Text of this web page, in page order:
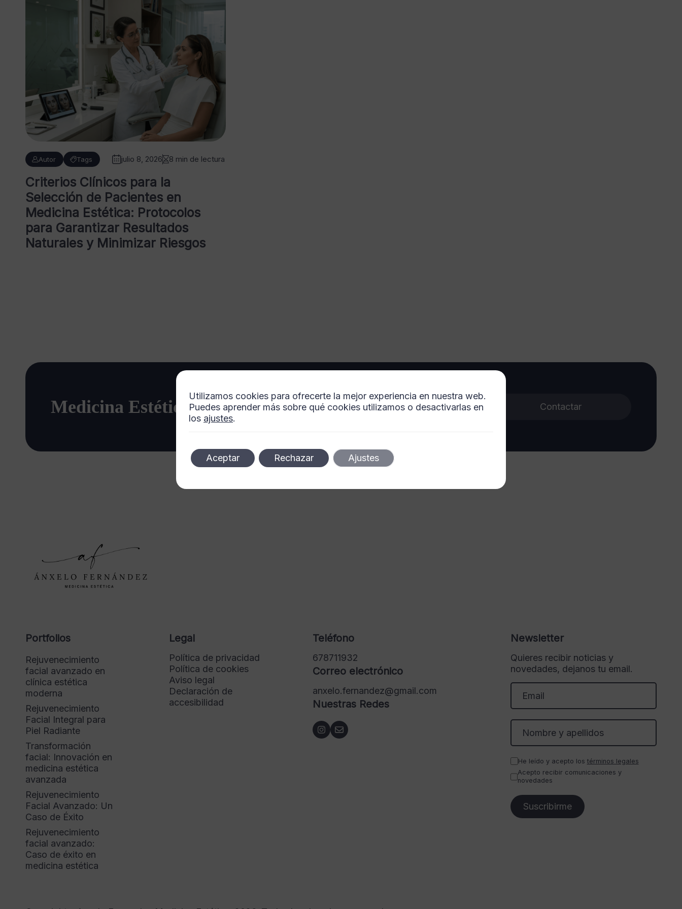
Autor Tags julio 8, 2026 8 min de lectura
Criterios Clínicos para la
Selección de Pacientes en
Medicina Estética: Protocolos
para Garantizar Resultados
Naturales y Minimizar Riesgos
Medicina Estética Anxelo
Descubre la elegancia y la experiencia de Anxelo
Fernández en medicina estética. Calidad, seguridad
Contactar
Portfolios
Rejuvenecimiento
facial avanzado en
clínica estética
moderna
Rejuvenecimiento
Facial Integral para
Piel Radiante
Transformación
facial: Innovación en
medicina estética
avanzada
Rejuvenecimiento
Facial Avanzado: Un
Caso de Éxito
Rejuvenecimiento
facial avanzado:
Caso de éxito en
medicina estética
Legal
Política de privacidad
Política de cookies
Aviso legal
Declaración de
accesibilidad
Teléfono
678711932
Correo electrónico
anxelo.fernandez@gmail.com
Nuestras Redes
Newsletter
Quieres recibir noticias y
novedades, dejanos tu email.
He leído y acepto los términos legales
Acepto recibir comunicaciones y
novedades
Utilizamos cookies para ofrecerte la mejor experiencia en nuestra web.
Puedes aprender más sobre qué cookies utilizamos o desactivarlas en
los ajustes.
Aceptar Rechazar Ajustes